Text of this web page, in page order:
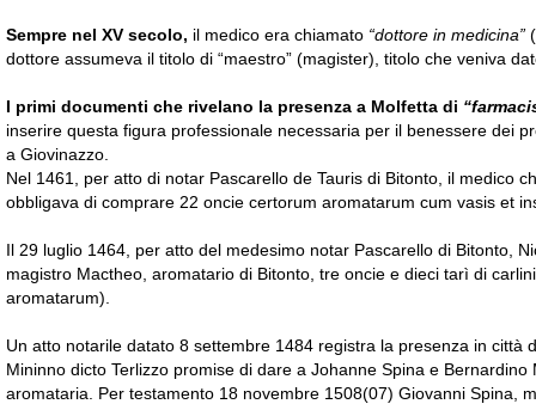
Sempre nel XV secolo, il medico era chiamato “dottore in medicina”
dottore assumeva il titolo di “maestro” (magister), titolo che veniva
I primi documenti che rivelano la presenza a Molfetta di
inserire questa figura professionale necessaria per il benessere dei
a Giovinazzo.
Nel 1461, per atto di notar Pascarello de Tauris di Bitonto, il medico
obbligava di comprare 22 oncie certorum aromatarum cum vasis et
Il 29 luglio 1464, per atto del medesimo notar Pascarello di Bitonto,
magistro Mactheo, aromatario di Bitonto, tre oncie e dieci tarì di
aromatarum).
Un atto notarile datato 8 settembre 1484 registra la presenza in città
Mininno dicto Terlizzo promise di dare a Johanne Spina e
aromataria. Per testamento 18 novembre 1508(07) Giovanni Spina,